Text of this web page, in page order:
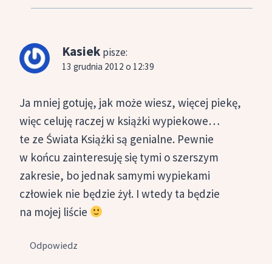
Kasiek pisze:
13 grudnia 2012 o 12:39
Ja mniej gotuję, jak może wiesz, więcej piekę,
więc celuję raczej w książki wypiekowe…
te ze Świata Książki są genialne. Pewnie
w końcu zainteresuję się tymi o szerszym
zakresie, bo jednak samymi wypiekami
człowiek nie będzie żył. I wtedy ta będzie
na mojej liście
Odpowiedz